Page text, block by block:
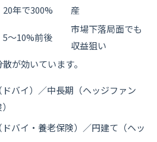
20年で300%
産
5〜10%前後
市場下落局面でも
収益狙い
が効いています。
ドバイ）／中長期（ヘッジファン
ドバイ・養老保険）／円建て（ヘッ